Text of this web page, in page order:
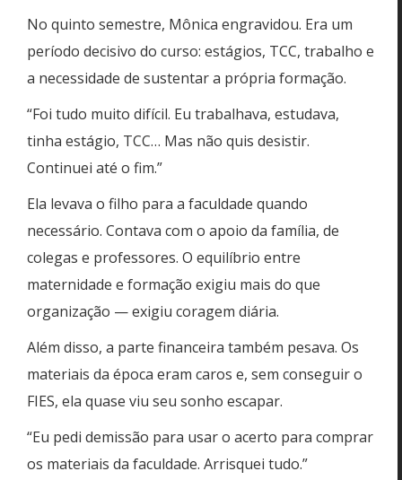
No quinto semestre, Mônica engravidou. Era um
período decisivo do curso: estágios, TCC, trabalho e
a necessidade de sustentar a própria formação.
“Foi tudo muito difícil. Eu trabalhava, estudava,
tinha estágio, TCC… Mas não quis desistir.
Continuei até o fim.”
Ela levava o filho para a faculdade quando
necessário. Contava com o apoio da família, de
colegas e professores. O equilíbrio entre
maternidade e formação exigiu mais do que
organização — exigiu coragem diária.
Além disso, a parte financeira também pesava. Os
materiais da época eram caros e, sem conseguir o
FIES, ela quase viu seu sonho escapar.
“Eu pedi demissão para usar o acerto para comprar
os materiais da faculdade. Arrisquei tudo.”